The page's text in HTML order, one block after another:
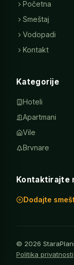
Početna
Smeštaj
Vodopadi
Kontakt
Kategorije
Hoteli
Apartmani
Vile
Brvnare
Kontaktirajte
Dodajte
© 2026
Politika privatnosti